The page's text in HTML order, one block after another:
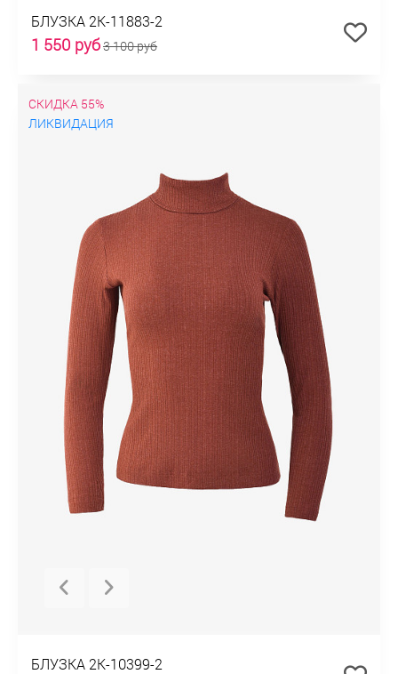
БЛУЗКА 2К-11883-2
1 550 руб3 100 руб
СКИДКА 55%
ЛИКВИДАЦИЯ
БЛУЗКА 2К-10399-2